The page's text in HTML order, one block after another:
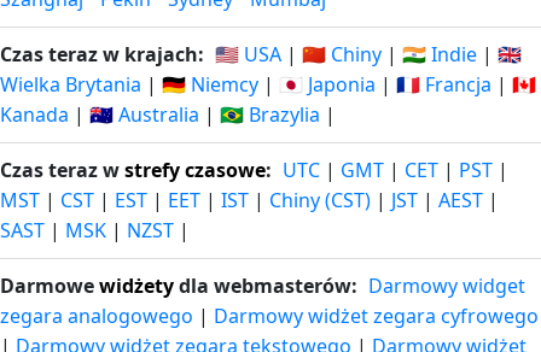
Czas teraz w krajach: 🇺🇸 USA | 🇨🇳 Chiny | 🇮🇳 Indie | 🇬🇧
Wielka Brytania | 🇩🇪 Niemcy | 🇯🇵 Japonia | 🇫🇷 Francja | 🇨🇦
Kanada | 🇦🇺 Australia | 🇧🇷 Brazylia |
Czas teraz wstrefy czasowe: UTC | GMT | CET | PST |
MST | CST | EST | EET | IST | Chiny (CST) | JST | AEST |
SAST | MSK | NZST |
Darmowewidżetydla webmasterów: Darmowy widget
zegara analogowego | Darmowy widżet zegara cyfrowego
| Darmowy widżet zegara tekstowego | Darmowy widżet